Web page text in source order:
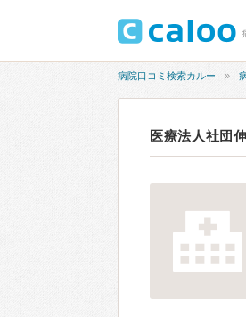
病院口コミ検索カルー
医療法人社団